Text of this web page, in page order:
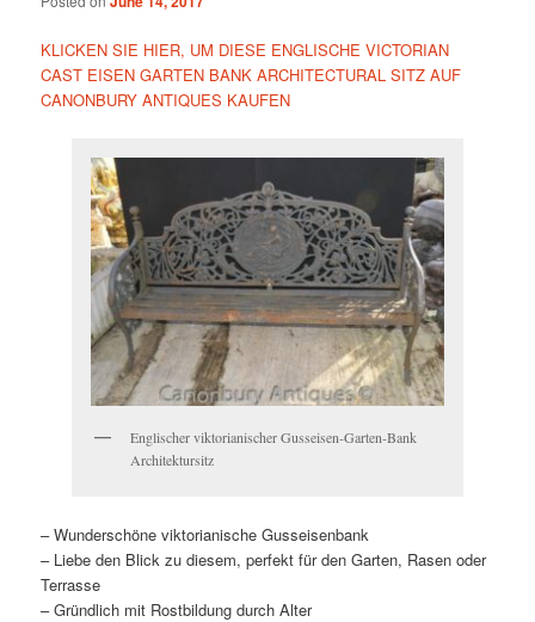
KLICKEN SIE HIER, UM DIESE ENGLISCHE VICTORIAN
CAST EISEN GARTEN BANK ARCHITECTURAL SITZ AUF
CANONBURY ANTIQUES KAUFEN
Englischer viktorianischer Gusseisen-Garten-Bank
Architektursitz
– Wunderschöne viktorianische Gusseisenbank
– Liebe den Blick zu diesem, perfekt für den Garten, Rasen oder
Terrasse
– Gründlich mit Rostbildung durch Alter